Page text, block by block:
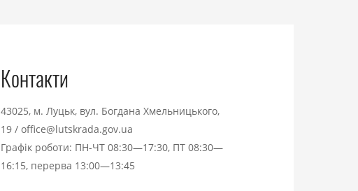
Контакти
43025, м. Луцьк, вул. Богдана Хмельницького,
19 / office@lutskrada.gov.ua
Графік роботи: ПН-ЧТ 08:30—17:30, ПТ 08:30—
16:15, перерва 13:00—13:45